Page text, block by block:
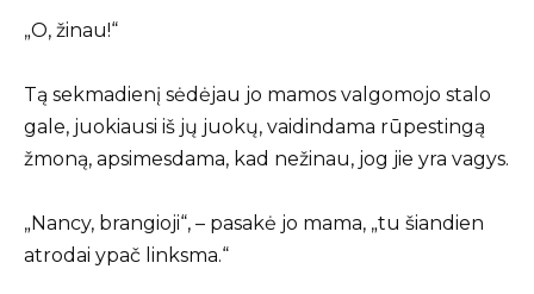
„O, žinau!“
Tą sekmadienį sėdėjau jo mamos valgomojo stalo
gale, juokiausi iš jų juokų, vaidindama rūpestingą
žmoną, apsimesdama, kad nežinau, jog jie yra vagys.
„Nancy, brangioji“, – pasakė jo mama, „tu šiandien
atrodai ypač linksma.“